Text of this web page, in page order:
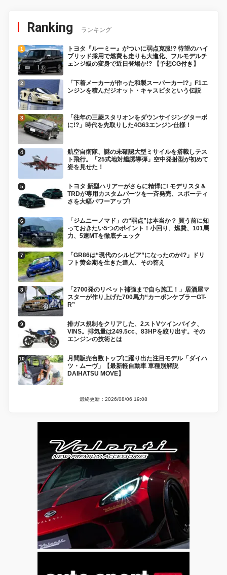
Ranking ランキング
トヨタ『ルーミー』がついに弱点克服!? 待望のハイ
ブリッド採用で燃費も走りも大進化、フルモデルチ
ェンジ級の変身で近日登場か!? 【予想CG付き】
「下着メーカーが作った和製スーパーカー!?」F1エ
ンジンを積んだジオット・キャスピタという伝説
「往年の三菱スタリオンをダウンサイジングターボ
に!?」時代を先取りした4G63エンジン仕様！
航空自衛隊、謎の未確認大型ミサイルを搭載しテス
ト飛行。「25式地対艦誘導弾」空中発射型が初めて
姿を見せた！
トヨタ 新型ハリアーがさらに精悍に! モデリスタ＆
TRDが専用カスタムパーツを一斉発売、スポーティ
さを大幅パワーアップ!
「ジムニーノマド」の“弱点”は本当か？ 買う前に知
っておきたい5つのポイント！小回り、燃費、101馬
力、5速MTを徹底チェック
「GR86は“現代のシルビア”になったのか!?」ドリ
フト黄金期を生きた達人、その答え
「2700発のリベット補強まで自ら施工！」居酒屋マ
スターが作り上げた700馬力“カーボンケブラーGT-
R”
排ガス規制をクリアした、2ストVツインバイク、
VINS。排気量は249.5cc、83HPを絞り出す。その
エンジンの技術とは
月間販売台数トップに躍り出た注目モデル「ダイハ
ツ・ムーヴ」【最新軽自動車 車種別解説
DAIHATSU MOVE】
最終更新：2026/08/06 19:08